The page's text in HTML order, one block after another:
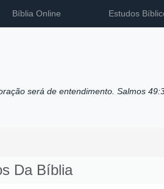
Bíblia Online Estudos
será de entendimento. Salmos
Da Bíblia